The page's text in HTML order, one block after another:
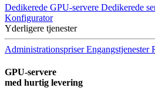
Dedikerede GPU-servere Dedikerede
Konfigurator
Yderligere tjenester
Administrationspriser Engangstjenester
GPU-servere
med hurtig levering